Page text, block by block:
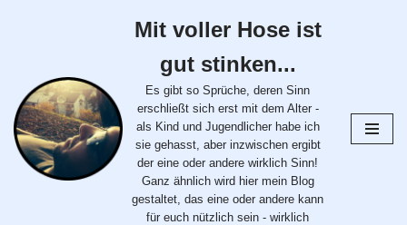
springen
Mit voller Hose ist
gut stinken...
Es gibt so Sprüche, deren Sinn
erschließt sich erst mit dem Alter -
als Kind und Jugendlicher habe ich
sie gehasst, aber inzwischen ergibt
der eine oder andere wirklich Sinn!
Ganz ähnlich wird hier mein Blog
gestaltet, das eine oder andere kann
für euch nützlich sein - wirklich